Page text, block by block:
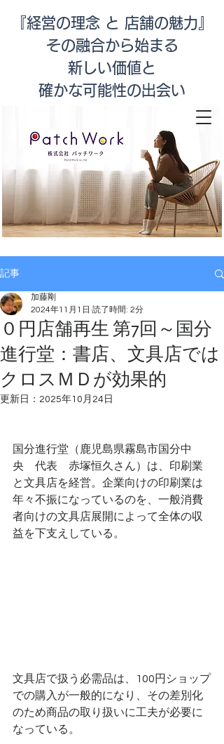
『経営の理念 と 店舗の魅力』
その融合から始まる
新しい価値と
​確かな可能性の出会い
記事
０円店舗再生 第7回～国分
進行堂：書店、文具店では
クロスＭＤが効果的
加藤剛
2024年11月1日 読了時間: 2分
更新日： 2025年10月24日
国分進行堂（鹿児島県霧島市国分中
央　代表　赤塚恒久さん）は、印刷業
と文具店を経営。企業向けの印刷業は
年々不振になっているのを、一般消費
者向けの文具店展開によって全体の収
益を下支えしている。
文具店で扱う必需品は、100円ショップ
での購入が一般的になり、その差別化
のため商品の取り扱いに工夫が必要に
なっている。